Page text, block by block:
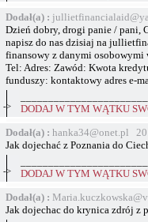
Dodał(a) :
Dzień dobry, drogi panie / pani,
napisz do nas dzisiaj na
finansowy z danymi osobowymi
Tel: Adres: Zawód: Kwota
funduszy: kontaktowy adres e-
->
DODAJ W TYM WĄTKU
Dodał(a) : hanka34@onet.pl
Jak dojechać z Poznania do
->
DODAJ W TYM WĄTKU
Dodał(a) :
Jak dojechac do krynica zdrój z